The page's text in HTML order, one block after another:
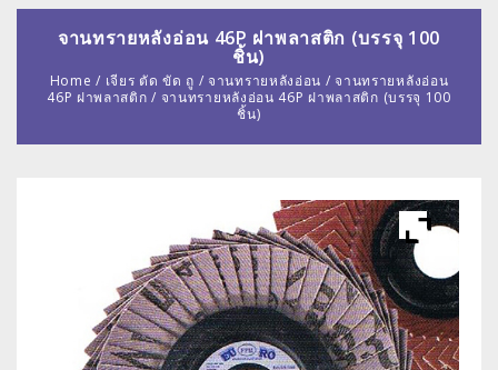
จานทรายหลังอ่อน 46P ฝาพลาสติก (บรรจุ 100
ชิ้น)
Home / เจียร ตัด ขัด ถู /จานทรายหลังอ่อน /จานทรายหลังอ่อน
46P ฝาพลาสติก / จานทรายหลังอ่อน 46P ฝาพลาสติก (บรรจุ 100
ชิ้น)